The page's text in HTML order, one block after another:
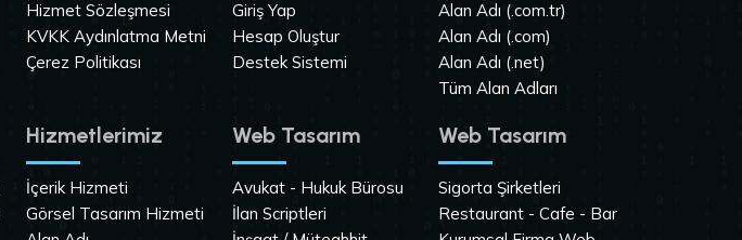
Hizmet Sözleşmesi
KVKK Aydınlatma Metni
Çerez Politikası
Giriş Yap
Hesap Oluştur
Destek Sistemi
Alan Adı (.com.tr)
Alan Adı (.com)
Alan Adı (.net)
Tüm Alan Adları
Hizmetlerimiz
İçerik Hizmeti
Görsel Tasarım Hizmeti
Web Tasarım
Avukat - Hukuk Bürosu
İlan Scriptleri
Web Tasarım
Sigorta Şirketleri
Restaurant - Cafe - Bar